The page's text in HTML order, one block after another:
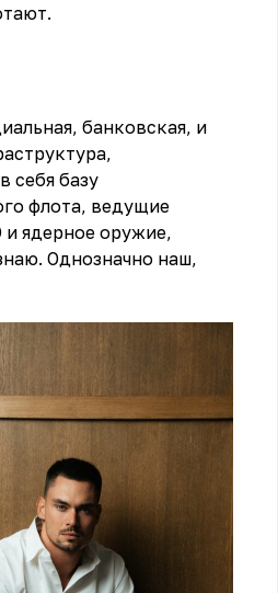
банковская, и
себя базу
флота, ведущие
ядерное оружие,
Однозначно наш,